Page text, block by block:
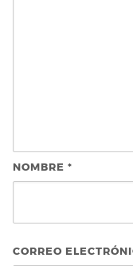
NOMBRE *
CORREO